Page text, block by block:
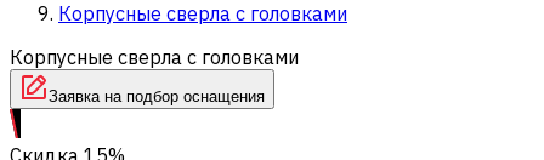
Корпусные сверла с головками
Корпусные сверла с головками
Заявка на подбор оснащения
Скидка 15%